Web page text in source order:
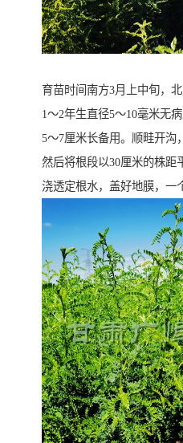
育苗时间南方3月上中旬，
1～2年生直径5～10毫米无
5～7厘米长备用。顺畦开沟
然后将根段以30厘米的株距
浇透定根水，盖好地膜，一